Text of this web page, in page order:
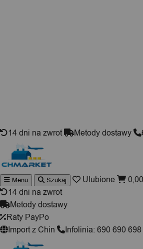
14 dni na zwrot Metody dostawy
Wyszukiwarka
produktów
Menu Szukaj Ulubione 0,00
14 dni na zwrot
Metody dostawy
Raty PayPo
Import z Chin
Infolinia: 690 690 698